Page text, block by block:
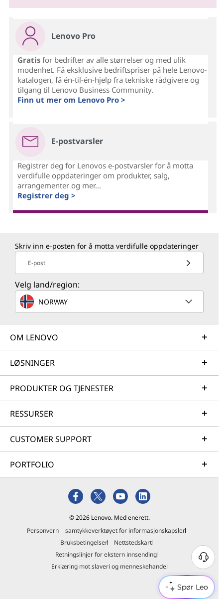
Spør Leo
Lenovo Pro
Gratisfor bedrifter av alle størrelser og med ulik
modenhet. Få eksklusive bedriftspriser på hele Lenovo-
katalogen, få én-til-én-hjelp fra tekniske rådgivere og
tilgang til Lenovo Business Community.
Finn ut mer om Lenovo Pro >
E-postvarsler
Registrer deg for Lenovos e-postvarsler for å motta
verdifulle oppdateringer om produkter, salg,
arrangementer og mer...
Registrer deg >
Skriv inn e-posten for å motta verdifulle oppdateringer
E-post
Velg land/region:
NORWAY
OM LENOVO
LØSNINGER
PRODUKTER OG TJENESTER
RESSURSER
CUSTOMER SUPPORT
PORTFOLIO
© 2026 Lenovo. Med enerett.
Personvern
samtykkeverktøyet for informasjonskapsler
Bruksbetingelser
Nettstedskart
Retningslinjer for ekstern innsending
Erklæring mot slaveri og menneskehandel